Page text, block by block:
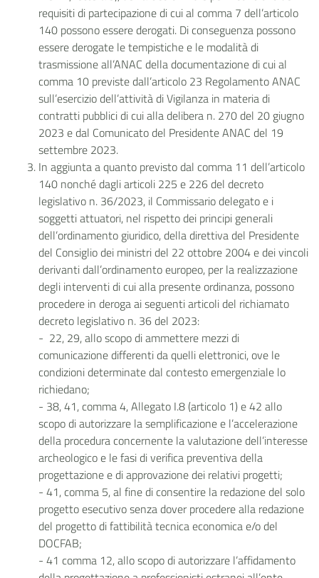
requisiti di partecipazione di cui al comma 7 dell’articolo
140 possono essere derogati. Di conseguenza possono
essere derogate le tempistiche e le modalità di
trasmissione all’ANAC della documentazione di cui al
comma 10 previste dall’articolo 23 Regolamento ANAC
sull’esercizio dell’attività di Vigilanza in materia di
contratti pubblici di cui alla delibera n. 270 del 20 giugno
2023 e dal Comunicato del Presidente ANAC del 19
settembre 2023.
In aggiunta a quanto previsto dal comma 11 dell’articolo
140 nonché dagli articoli 225 e 226 del decreto
legislativo n. 36/2023, il Commissario delegato e i
soggetti attuatori, nel rispetto dei principi generali
dell’ordinamento giuridico, della direttiva del Presidente
del Consiglio dei ministri del 22 ottobre 2004 e dei vincoli
derivanti dall’ordinamento europeo, per la realizzazione
degli interventi di cui alla presente ordinanza, possono
procedere in deroga ai seguenti articoli del richiamato
decreto legislativo n. 36 del 2023:
- 22, 29, allo scopo di ammettere mezzi di
comunicazione differenti da quelli elettronici, ove le
condizioni determinate dal contesto emergenziale lo
richiedano;
- 38, 41, comma 4, Allegato I.8 (articolo 1) e 42 allo
scopo di autorizzare la semplificazione e l’accelerazione
della procedura concernente la valutazione dell’interesse
archeologico e le fasi di verifica preventiva della
progettazione e di approvazione dei relativi progetti;
- 41, comma 5, al fine di consentire la redazione del solo
progetto esecutivo senza dover procedere alla redazione
del progetto di fattibilità tecnica economica e/o del
DOCFAB;
- 41 comma 12, allo scopo di autorizzare l’affidamento